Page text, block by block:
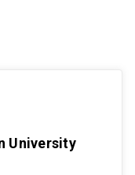
University